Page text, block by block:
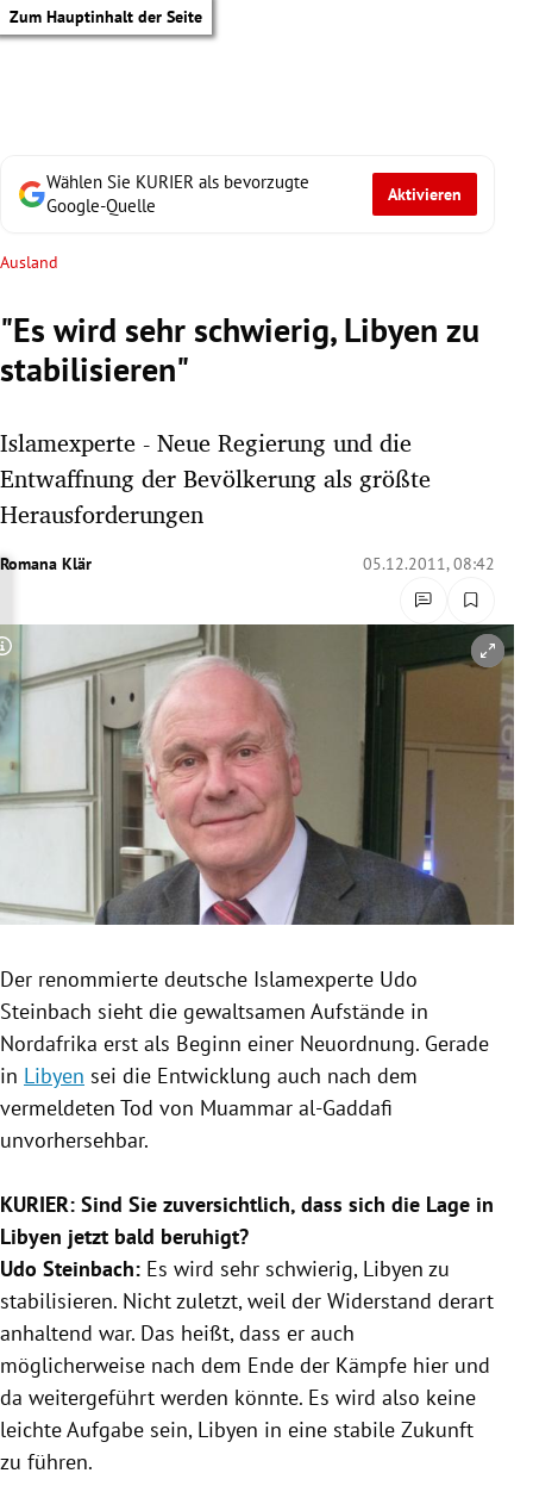
Zum Hauptinhalt der Seite
Untermenü
Untermenü
Untermenü
Untermenü
Untermenü
Untermenü
Untermenü
Untermenü
Wählen Sie KURIER als bevorzugte
Google-Quelle
Aktivieren
Ausland
"Es wird sehr schwierig, Libyen zu
stabilisieren"
Islamexperte - Neue Regierung und die
Entwaffnung der Bevölkerung als größte
Herausforderungen
Romana Klär 05.12.2011, 08:42
Copyright-Hinweis öffnen/schließen
Der renommierte deutsche Islamexperte Udo
Steinbach sieht die gewaltsamen Aufstände in
Nordafrika erst als Beginn einer Neuordnung. Gerade
in Libyen sei die Entwicklung auch nach dem
vermeldeten Tod von Muammar al-Gaddafi
unvorhersehbar.
KURIER: Sind Sie zuversichtlich, dass sich die Lage in
Libyen jetzt bald beruhigt?
Udo Steinbach: Es wird sehr schwierig, Libyen zu
stabilisieren. Nicht zuletzt, weil der Widerstand derart
anhaltend war. Das heißt, dass er auch
möglicherweise nach dem Ende der Kämpfe hier und
da weitergeführt werden könnte. Es wird also keine
leichte Aufgabe sein, Libyen in eine stabile Zukunft
zu führen.